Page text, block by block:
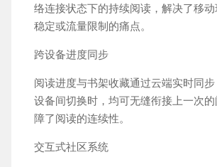
络连接状态下的持续阅读，解决了移
稳定或流量限制的痛点。
跨设备进度同步
阅读进度与书架收藏通过云端实时同
设备间切换时，均可无缝衔接上一次
障了阅读的连续性。
交互式社区系统